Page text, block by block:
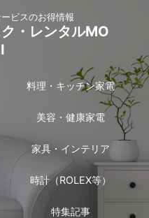
ビスのお得情報
・レンタルMO
料理・キッチン家電
美容・健康家電
家具・インテリア
時計（ROLEX等）
特集記事